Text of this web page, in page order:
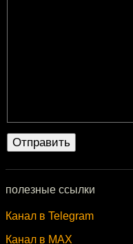
полезные ссылки
Канал в Telegram
Канал в MAX